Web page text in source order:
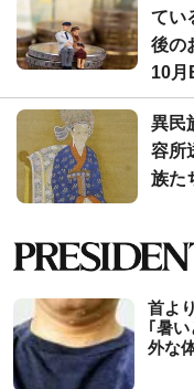
てい
後の
10月
異民
容所
族た
首よ
｢暑
外な